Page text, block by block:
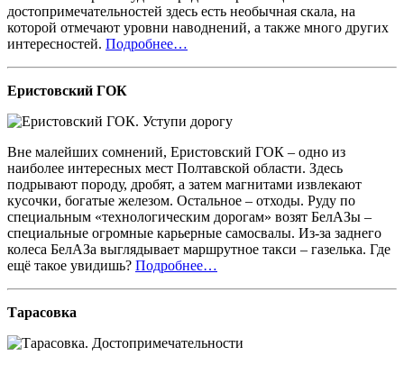
достопримечательностей здесь есть необычная скала, на
которой отмечают уровни наводнений, а также много других
интересностей. Подробнее…
Еристовский ГОК
Вне малейших сомнений, Еристовский ГОК – одно из
наиболее интересных мест Полтавской области. Здесь
подрывают породу, дробят, а затем магнитами извлекают
кусочки, богатые железом. Остальное – отходы. Руду по
специальным «технологическим дорогам» возят БелАЗы –
специальные огромные карьерные самосвалы. Из-за заднего
колеса БелАЗа выглядывает маршрутное такси – газелька. Где
ещё такое увидишь? Подробнее…
Тарасовка